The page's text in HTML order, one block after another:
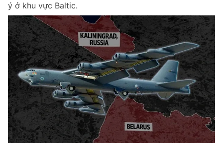
ý ở khu vực Baltic.